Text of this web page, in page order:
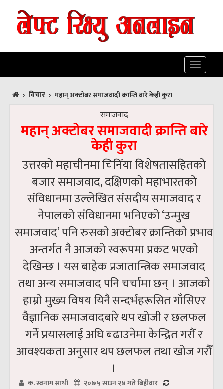
Toggle
> विचार > महान् अक्टोबर समाजवादी क्रान्ति बारे केही कुरा
समाजवाद
महान् अक्टोबर समाजवादी क्रान्ति बारे
केही कुरा
उत्तरको महाचीनमा चिनिँया विशेषतासहितको
बजार समाजवाद, दक्षिणको महाभारतको
संविधानमा उल्लेखित संसदीय समाजवाद र
नेपालको संविधानमा भनिएको ‘उन्मुख
समाजवाद’ पनि रुसको अक्टोबर क्रान्तिको प्रभाव
अन्तर्गत नै आजको स्वरूपमा प्रकट भएको
देखिन्छ । यस बाहेक प्रजातान्त्रिक समाजवाद
तथा अन्य समाजवाद पनि चर्चामा छन् । आजको
हाम्रो मुख्य विषय यिनै सन्दर्भहरूसित गाँसिएर
वैज्ञानिक समाजवादबारे थप खोजी र छलफल
गर्ने प्रयासलाई अघि बढाउनेमा केन्द्रित गरौँ र
आवश्यकता अनुसार थप छलफल तथा खोज गरौँ
।
क. स्वनाम साथी २०७५ साउन २४ गते बिहीवार